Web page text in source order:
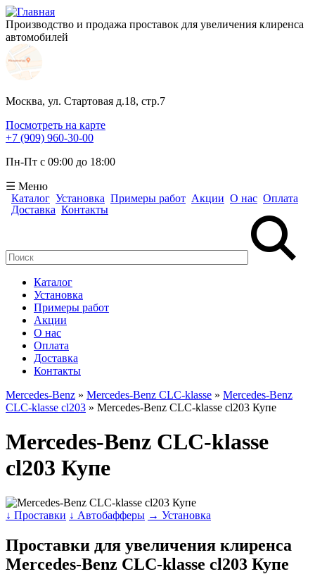
Производство и продажа проставок для увеличения клиренса
автомобилей
Москва, ул. Стартовая д.18, стр.7
Посмотреть на карте
+7 (909) 960-30-00
Пн-Пт с 09:00 до 18:00
☰ Меню
Каталог Установка Примеры работ Акции О нас Оплата
Доставка Контакты
Каталог
Установка
Примеры работ
Акции
О нас
Оплата
Доставка
Контакты
Mercedes-Benz » Mercedes-Benz CLC-klasse » Mercedes-Benz
CLC-klasse cl203 » Mercedes-Benz CLC-klasse cl203 Купе
Mercedes-Benz CLC-klasse
cl203 Купе
↓ Проставки ↓ Автобафферы → Установка
Проставки для увеличения клиренса
Mercedes-Benz CLC-klasse cl203 Купе